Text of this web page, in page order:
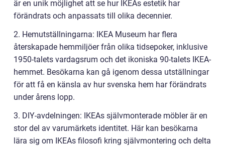
är en unik möjlighet att se hur IKEAs estetik har
förändrats och anpassats till olika decennier.
2. Hemutställningarna: IKEA Museum har flera
återskapade hemmiljöer från olika tidsepoker, inklusive
1950-talets vardagsrum och det ikoniska 90-talets IKEA-
hemmet. Besökarna kan gå igenom dessa utställningar
för att få en känsla av hur svenska hem har förändrats
under årens lopp.
3. DIY-avdelningen: IKEAs självmonterade möbler är en
stor del av varumärkets identitet. Här kan besökarna
lära sig om IKEAs filosofi kring självmontering och delta